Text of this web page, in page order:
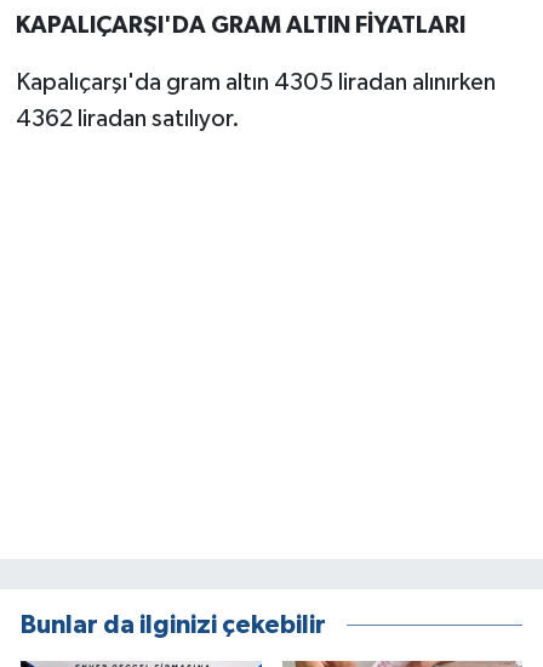
KAPALIÇARŞI'DA GRAM ALTIN FİYATLARI
Kapalıçarşı'da gram altın 4305 liradan alınırken
4362 liradan satılıyor.
Bunlar da ilginizi çekebilir